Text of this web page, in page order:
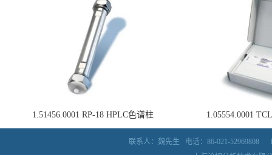
1.51456.0001 RP-18 HPLC色谱柱 1.05554.0001
联系人：魏先生 电话：86-021-52969808